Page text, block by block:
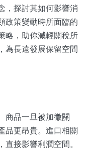
，探討其如何影響消
政策變動時所面臨的
略，助你減輕關稅所
為長遠發展保留空間
商品一旦被加徵關
品更昂貴。進口相關
接影響利潤空間。